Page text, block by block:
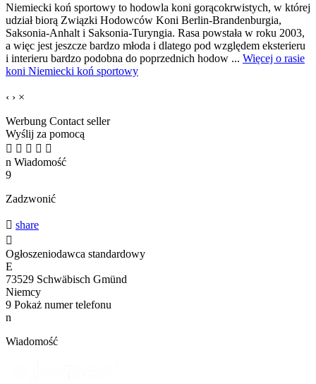
Niemiecki koń sportowy to hodowla koni gorącokrwistych, w której
udział biorą Związki Hodowców Koni Berlin-Brandenburgia,
Saksonia-Anhalt i Saksonia-Turyngia. Rasa powstała w roku 2003,
a więc jest jeszcze bardzo młoda i dlatego pod względem eksterieru
i interieru bardzo podobna do poprzednich hodow ... Więcej o rasie
koni Niemiecki koń sportowy
‹ › ×
Werbung Contact seller
Wyślij za pomocą
    
n Wiadomość
9
Zadzwonić
 share

Ogłoszeniodawca standardowy
E
73529 Schwäbisch Gmünd
Niemcy
9 Pokaż numer telefonu
n
Wiadomość